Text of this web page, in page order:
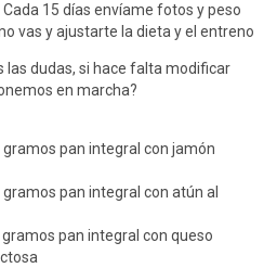
15 días envíame fotos y peso
vas y ajustarte la dieta y el entreno
las dudas, si hace falta modificar
en marcha?
gramos pan integral con jamón
gramos pan integral con atún al
gramos pan integral con queso